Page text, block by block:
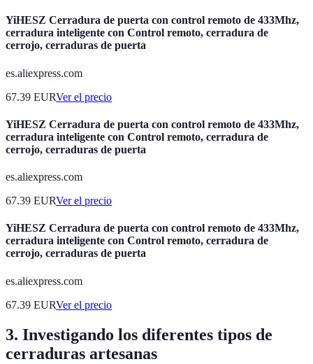
YiHESZ Cerradura de puerta con control remoto de 433Mhz,
cerradura inteligente con Control remoto, cerradura de
cerrojo, cerraduras de puerta
es.aliexpress.com
67.39 EURVer el precio
YiHESZ Cerradura de puerta con control remoto de 433Mhz,
cerradura inteligente con Control remoto, cerradura de
cerrojo, cerraduras de puerta
es.aliexpress.com
67.39 EURVer el precio
YiHESZ Cerradura de puerta con control remoto de 433Mhz,
cerradura inteligente con Control remoto, cerradura de
cerrojo, cerraduras de puerta
es.aliexpress.com
67.39 EURVer el precio
3. Investigando los diferentes tipos de
cerraduras artesanas